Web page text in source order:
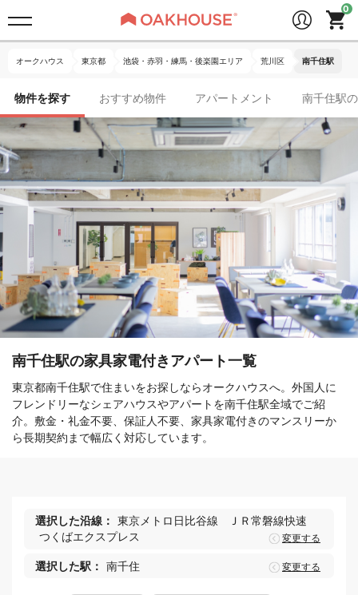
オークハウス 東京都 池袋・赤羽・練馬・後楽園エリア 荒川区 南千住駅
物件を探す おすすめ物件 アパートメント 南千住駅
南千住駅の家具家電付きアパート一覧
東京都南千住駅で住まいをお探しならオークハウスへ。外国人に
フレンドリーなシェアハウスやアパートを南千住駅全域でご紹
介。敷金・礼金不要、保証人不要、家具家電付きのマンスリーか
ら長期契約まで幅広く対応しています。
選択した沿線： 東京メトロ日比谷線
ＪＲ常磐線快速
つくばエクスプレス
変更する
選択した駅： 南千住 変更する